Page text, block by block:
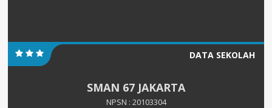
DATA SEKOLAH
SMAN 67 JAKARTA
NPSN : 20103304